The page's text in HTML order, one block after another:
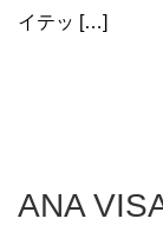
イテッ […]
ANA